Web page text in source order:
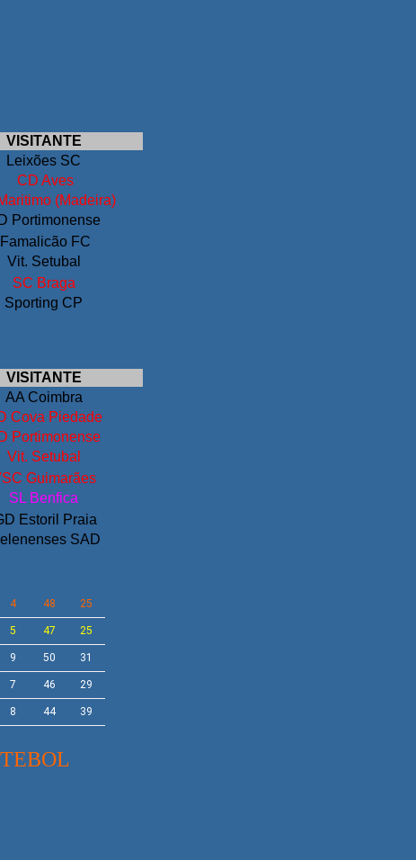
VISITANTE
Leixões SC
CD Aves
(Madeira)
Portimonense
Famalicão FC
Vit. Setubal
SC Braga
Sporting CP
VISITANTE
AA Coimbra
Cova Piedade
Portimonense
Vit. Setubal
Guimarães
SL Benfica
Estoril Praia
SAD
4 48 25
5 47 25
9 50 31
7 46 29
8 44 39